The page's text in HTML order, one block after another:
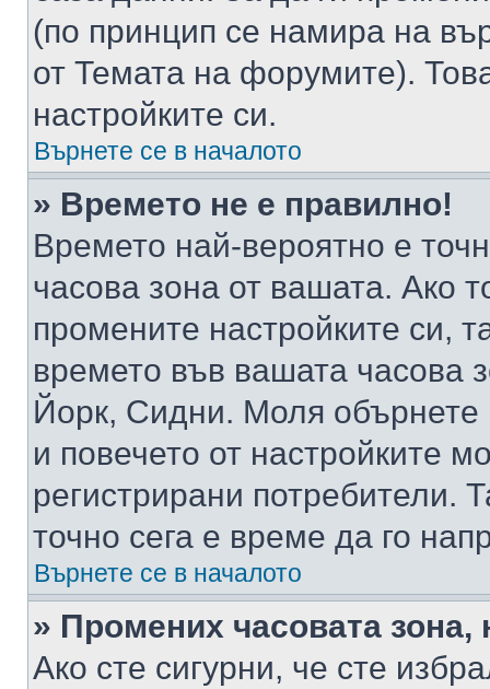
(по принцип се намира на
от Темата на форумите).
настройките си.
Върнете се в началото
» Времето не е правилно!
Времето най-вероятно е
часова зона от вашата. Ако
промените настройките си,
времето във вашата
Йорк, Сидни. Моля обърнете
и повечето от настройките
регистрирани потребители.
точно сега е време да го
Върнете се в началото
» Промених часовата
Ако сте сигурни, че сте